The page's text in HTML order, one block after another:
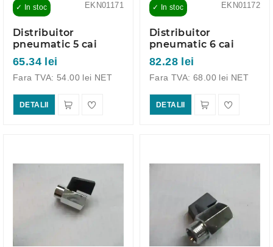
EKN01171
✓ In stoc
Distribuitor
pneumatic 5 cai
65.34 lei
Fara TVA: 54.00 lei NET
DETALII
EKN01172
✓ In stoc
Distribuitor
pneumatic 6 cai
82.28 lei
Fara TVA: 68.00 lei NET
DETALII